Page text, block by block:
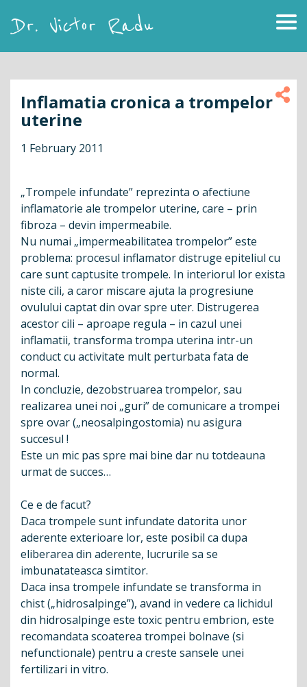
Inflamatia cronica a trompelor
uterine
1 February 2011
„Trompele infundate” reprezinta o afectiune
inflamatorie ale trompelor uterine, care – prin
fibroza – devin impermeabile.
Nu numai „impermeabilitatea trompelor” este
problema: procesul inflamator distruge epiteliul cu
care sunt captusite trompele. In interiorul lor exista
niste cili, a caror miscare ajuta la progresiune
ovulului captat din ovar spre uter. Distrugerea
acestor cili – aproape regula – in cazul unei
inflamatii, transforma trompa uterina intr-un
conduct cu activitate mult perturbata fata de
normal.
In concluzie, dezobstruarea trompelor, sau
realizarea unei noi „guri” de comunicare a trompei
spre ovar („neosalpingostomia) nu asigura
succesul !
Este un mic pas spre mai bine dar nu totdeauna
urmat de succes…
Ce e de facut?
Daca trompele sunt infundate datorita unor
aderente exterioare lor, este posibil ca dupa
eliberarea din aderente, lucrurile sa se
imbunatateasca simtitor.
Daca insa trompele infundate se transforma in
chist („hidrosalpinge”), avand in vedere ca lichidul
din hidrosalpinge este toxic pentru embrion, este
recomandata scoaterea trompei bolnave (si
nefunctionale) pentru a creste sansele unei
fertilizari in vitro.